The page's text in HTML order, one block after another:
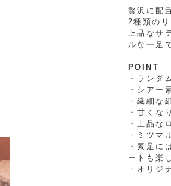
贅沢に配
2種類の
上品なサ
ルな一足
POINT
・ランダ
・シアー
・繊細な
・甘くな
・上品な
・ミツマ
・素足に
ートも楽
・オリジ